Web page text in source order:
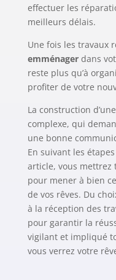
effectuer les
meilleurs délais.
Une fois les travaux
emménagerdans
reste plus qu’à
profiter de votre
La construction
complexe, qui
une bonne
En suivant les
article, vous mettrez
pour mener à bien
de vos rêves. Du
à la réception des
pour garantir la
vigilant et impliqué
vous verrez votre